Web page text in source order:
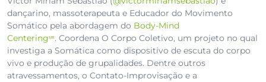
dançarino, massoterapeuta e Educador do Movimento
Somático pela abordagem do Body-Mind
Centeringˢᵐ. Coordena O Corpo Coletivo, um projeto no qual
investiga a Somática como dispositivo de escuta do corpo
vivo e produção de grupalidades. Dentre outros
atravessamentos, o Contato-Improvisação e a